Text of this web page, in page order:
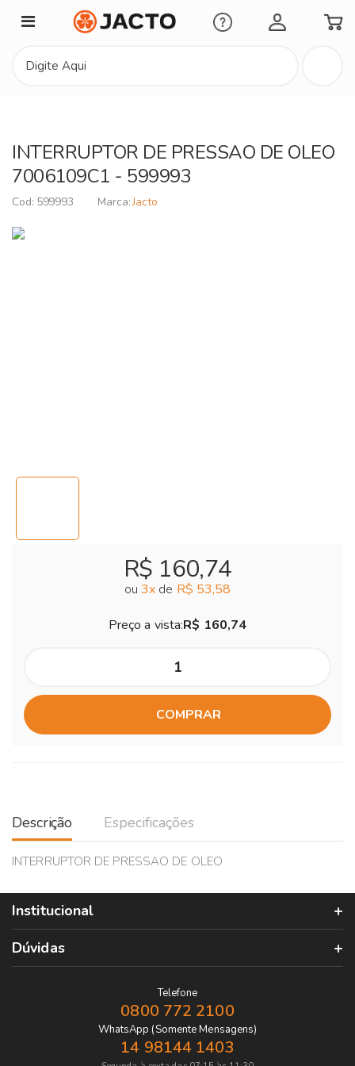
Minha Conta
INTERRUPTOR DE PRESSAO DE OLEO
7006109C1 - 599993
599993 Jacto
R$ 160,74
ou 3x de R$ 53,58
Preço a vista:R$ 160,74
COMPRAR
Descrição Especificações
INTERRUPTOR DE PRESSAO DE OLEO
Institucional
Dúvidas
Telefone
0800 772 2100
WhatsApp (Somente Mensagens)
14 98144 1403